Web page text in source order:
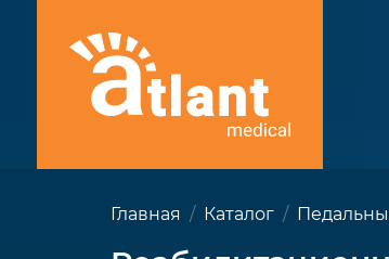
Главная Каталог